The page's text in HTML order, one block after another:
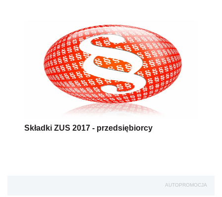
Składki ZUS 2017 - przedsiębiorcy
AUTOPROMOCJA